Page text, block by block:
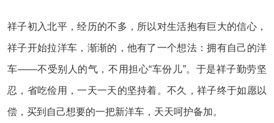
祥子初入北平，经历的不多，所以对生活抱有巨大的信心，
祥子开始拉洋车，渐渐的，他有了一个想法：拥有自己的洋
车——不受别人的气，不用担心“车份儿”。于是祥子勤劳坚
忍，省吃俭用，一天一天的坚持着。不久，祥子终于如愿以
偿，买到自己想要的一把新洋车，天天呵护备加。